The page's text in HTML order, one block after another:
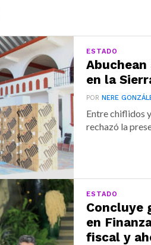
ESTADO
en la
PORNERE
Entre chiflidos
rechazó la
ESTADO
Concluye
en
fiscal y